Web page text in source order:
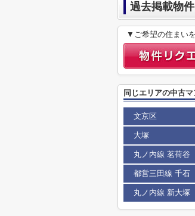
過去掲載物
▼ご希望の住まい
同じエリアの中古
文京区
大塚
丸ノ内線 茗荷谷
都営三田線 千石
丸ノ内線 新大塚